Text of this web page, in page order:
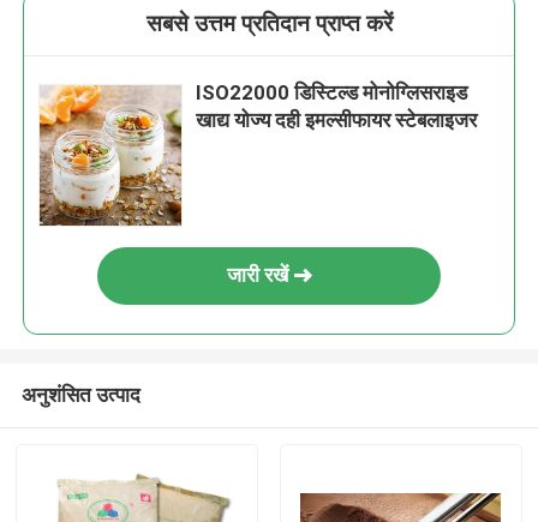
सबसे उत्तम प्रतिदान प्राप्त करें
ISO22000 डिस्टिल्ड मोनोग्लिसराइड
खाद्य योज्य दही इमल्सीफायर स्टेबलाइजर
जारी रखें
अनुशंसित उत्पाद